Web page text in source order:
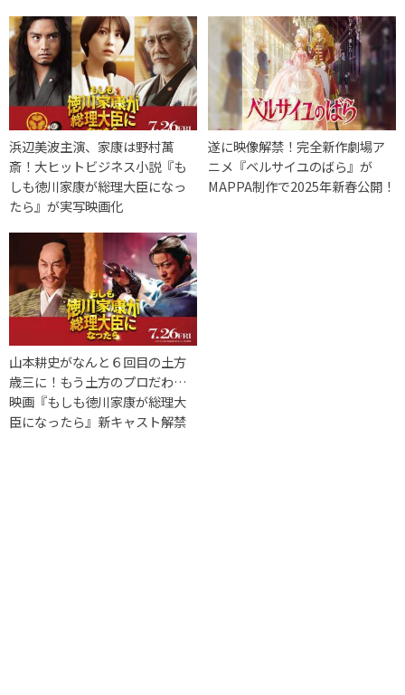
浜辺美波主演、家康は野村萬
斎！大ヒットビジネス小説『も
しも徳川家康が総理大臣になっ
たら』が実写映画化
遂に映像解禁！完全新作劇場ア
ニメ『ベルサイユのばら』が
MAPPA制作で2025年新春公開！
山本耕史がなんと６回目の土方
歳三に！もう土方のプロだわ…
映画『もしも徳川家康が総理大
臣になったら』新キャスト解禁